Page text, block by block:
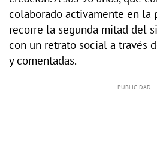
colaborado activamente en la
recorre la segunda mitad del
con un retrato social a través
y comentadas.